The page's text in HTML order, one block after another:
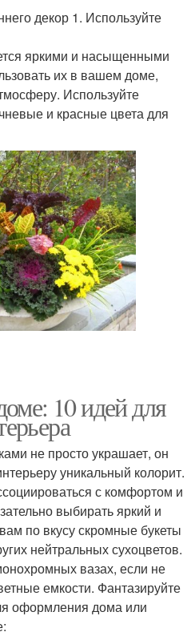
декор 1. Используйте
яркими и насыщенными
их в вашем доме,
Используйте
и красные цвета для
10 идей для
не просто украшает, он
уникальный колорит.
с комфортом и
выбирать яркий и
по вкусу скромные букеты
нейтральных сухоцветов.
вазах, если не
емкости. Фантазируйте
оформления дома или